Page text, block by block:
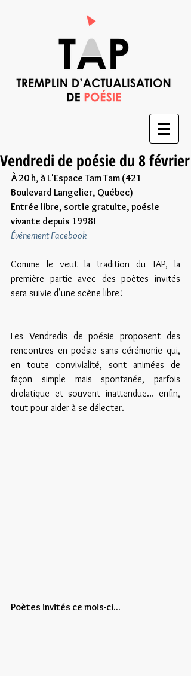
Vendredi de poésie du 8 février
À 20 h, à L'Espace Tam Tam (421
Boulevard Langelier, Québec)
Entrée libre, sortie gratuite, poésie
vivante depuis 1998!
Événement Facebook
Comme le veut la tradition du TAP, la
première partie avec des poètes invités
sera suivie d’une scène libre!
Les Vendredis de poésie proposent des
rencontres en poésie sans cérémonie qui,
en toute convivialité, sont animées de
façon simple mais spontanée, parfois
drolatique et souvent inattendue… enfin,
tout pour aider à se délecter.
Poètes invités ce mois-ci...